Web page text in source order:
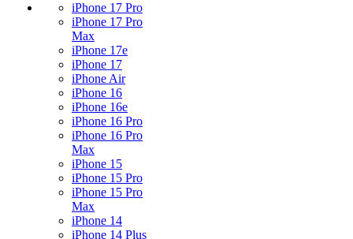
iPhone 17 Pro
iPhone 17 Pro
Max
iPhone 17e
iPhone 17
iPhone Air
iPhone 16
iPhone 16e
iPhone 16 Pro
iPhone 16 Pro
Max
iPhone 15
iPhone 15 Pro
iPhone 15 Pro
Max
iPhone 14
iPhone 14 Plus